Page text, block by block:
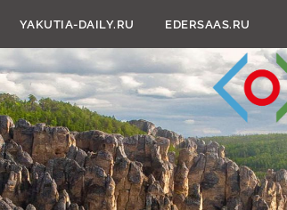
YAKUTIA-DAILY.RU EDERSAAS.RU